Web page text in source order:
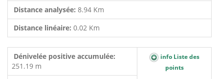
Distance analysée: 8.94 Km
Distance linéaire: 0.02 Km
Dénivelée positive accumulée:
251.19 m
info Liste des
points